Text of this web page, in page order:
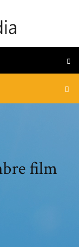
film